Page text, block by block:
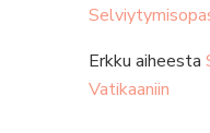
Erkku aiheesta
Vatikaaniin